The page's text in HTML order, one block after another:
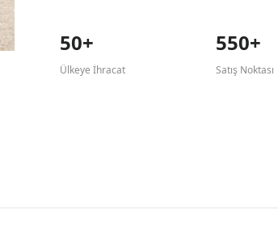
50+
Ülkeye İhracat
550+
Satış Noktası